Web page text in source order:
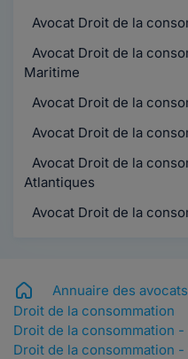
Avocat Droit de la
Avocat Droit de la
Maritime
Avocat Droit de la
Avocat Droit de la
Avocat Droit de la
Atlantiques
Avocat Droit de la
Annuaire des avocats
Droit de la consommation
Droit de la consommation
Droit de la consommation -